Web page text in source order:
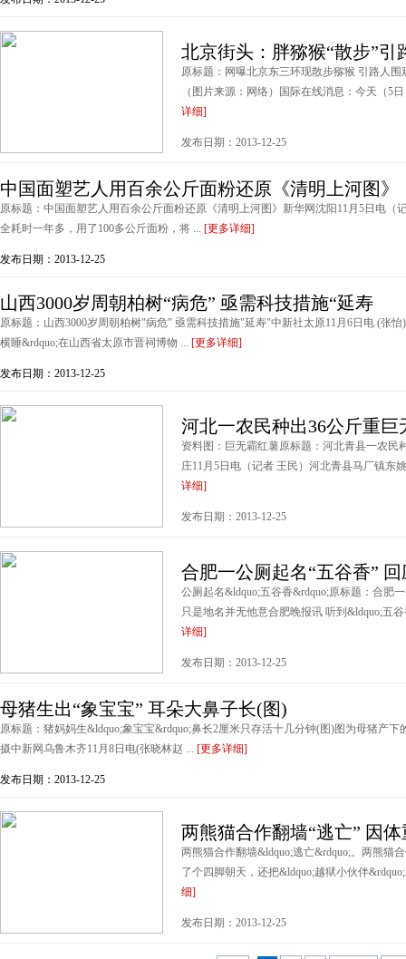
北京街头：胖猕猴“散步”引
原标题：网曝北京东三环现散步猕猴 引路人
（图片来源：网络）国际在线消息：今天（5
详细]
发布日期：2013-12-25
中国面塑艺人用百余公斤面粉还原《清明上河图》
原标题：中国面塑艺人用百余公斤面粉还原《清明上河图》新华网沈阳11月5日电（
全耗时一年多，用了100多公斤面粉，将 ... [更多详细]
发布日期：2013-12-25
山西3000岁周朝柏树“病危” 亟需科技措施“延寿
原标题：山西3000岁周朝柏树"病危" 亟需科技措施"延寿"中新社太原11月6日电 (张
横睡&rdquo;在山西省太原市晋祠博物 ... [更多详细]
发布日期：2013-12-25
河北一农民种出36公斤重
资料图：巨无霸红薯原标题：河北青县一农民
庄11月5日电（记者 王民）河北青县马厂镇东
详细]
发布日期：2013-12-25
合肥一公厕起名“五谷香”
公厕起名&ldquo;五谷香&rdquo;原标题：合肥
只是地名并无他意合肥晚报讯 听到&ldquo;五
详细]
发布日期：2013-12-25
母猪生出“象宝宝” 耳朵大鼻子长(图)
原标题：猪妈妈生&ldquo;象宝宝&rdquo;鼻长2厘米只存活十几分钟(图)图为母猪
摄中新网乌鲁木齐11月8日电(张晓林赵 ... [更多详细]
发布日期：2013-12-25
两熊猫合作翻墙“逃亡” 因
两熊猫合作翻墙&ldquo;逃亡&rdquo;。两熊猫
了个四脚朝天，还把&ldquo;越狱小伙伴
细]
发布日期：2013-12-25